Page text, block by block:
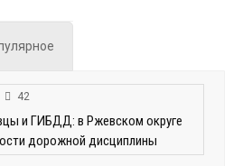
42
и ГИБДД: в Ржевском округе
дорожной дисциплины